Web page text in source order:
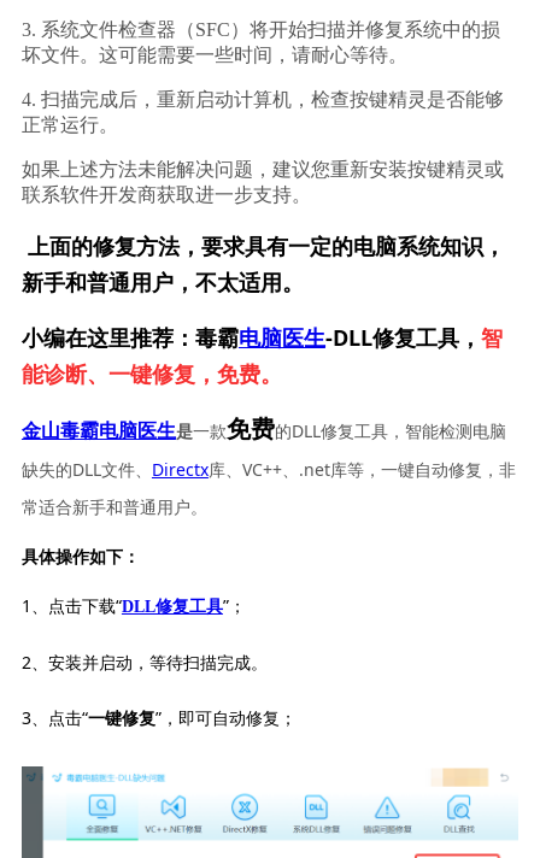
3. 系统文件检查器（SFC）将开始扫描并修复系统中的损
坏文件。这可能需要一些时间，请耐心等待。
4. 扫描完成后，重新启动计算机，检查按键精灵是否能够
正常运行。
如果上述方法未能解决问题，建议您重新安装按键精灵或
联系软件开发商获取进一步支持。
上面的修复方法，要求具有一定的电脑系统知识，
新手和普通用户，不太适用。
小编在这里推荐：毒霸电脑医生-DLL修复工具， 智
能诊断、一键修复，免费。
金山毒霸电脑医生是一款免费的DLL修复工具，智能检测电脑
缺失的DLL文件、 Directx库、VC++、.net库等，一键自动修复，非
常适合新手和普通用户。
具体操作如下：
1、点击下载“DLL修复工具”；
2、安装并启动，等待扫描完成。
3、点击“一键修复”，即可自动修复；